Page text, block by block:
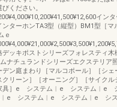
ください。
イン
ンターホンTA3型（縦型）BM1型［マ
ｅ
デッキポストシリーズフォレスティ木
ナチュランドシリーズエクステリア
デン庭まわり［マルコポール］［シェ
クリーン］［オーニング］［サイクル
具］e システム︱e システム︱e
システム︱e システム︱e シス